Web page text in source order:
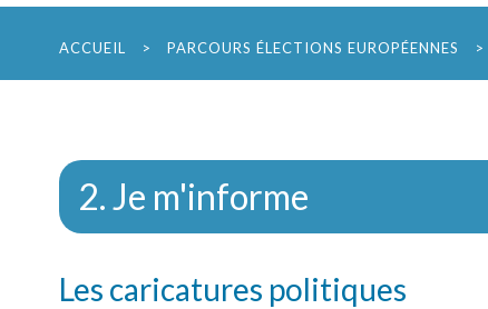
ACCUEIL > PARCOURS ÉLECTIONS EUROPÉENNES >
2. Je m'informe
Les caricatures politiques